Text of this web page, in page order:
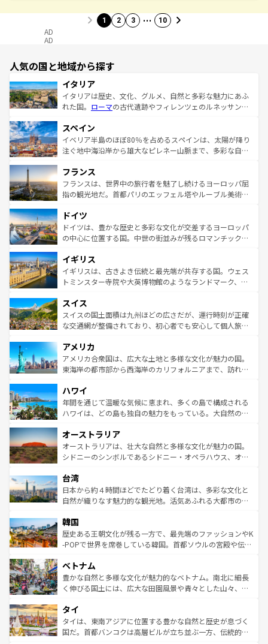
1 2 3 … 10
AD
AD
人気の国と地域から探す
イタリア
イタリアは歴史、文化、グルメ、自然と多彩な魅力にあふ
れた国。 ローマの古代遺跡やフィレンツェのルネッサンス
ろん、トスカーナの美しい田園風景やアマルフィ海岸の絶
景など、自然景観も見逃せない。観光の合間には、本場の
ピザやパスタなど、絶品のイタリア料理を堪能することも
ませてくれるイタリアで、忘れられない旅をしてみよう！
なお、新着のイタリア情報はコンテンツ一覧 を参照してほ
しい。
スペイン
イベリア半島のほぼ80％を占めるスペインは、太陽が降り
注ぐ地中海沿岸から雄大なピレネー山脈まで、多彩な自然
文化が根付くこの国では、情熱的なフラメンコ、熱気あふ
れる闘牛、そして美味しいタパスが生活の一部となってい
る。首都マドリードの洗練された雰囲気や、バルセロナの
の城塞都市、穏やかなビーチリゾートまで多彩な表情を見
せる。地方によって風土や気候が異なるスペインはその個
性で訪れる人を魅了する。 なお、新着のスペイン情報はコ
フランス
フランスは、世界中の旅行者を魅了し続けるヨーロッパ屈
指の観光地だ。首都パリのエッフェル塔やルーブル美術館
で、幅広い魅力が詰まっている。華麗な宮殿、歴史的な大
聖堂、美しいビーチ、そして豊かな自然が、訪れる者を心
から魅了する。また、フランスは美食の国としても知ら
いる。シャンパンの発祥地であるランス、プロヴァンスの
香り高いラベンダー畑など、多彩な楽しみ方が可能だ。さ
らに、パリ以外の地域にも魅力が溢れており、どの街角に
れる地方に足を運ぶとそれぞれで全く異なる文化を体験で
きるだろう。 なお、新着のフランス情報はコンテンツ一覧
を参照してほしい。
ドイツ
ドイツは、豊かな歴史と多彩な文化が交差するヨーロッパ
の中心に位置する国。中世の街並みが残るロマンチック街
顔を持つこの国は、どこを歩いても飽きることがない。ベ
ルリンの文化的活気、バイエルン州のアルプスの絶景、そ
してライン川沿いのワイン畑といった風景は必見。ビール
は、お酒好きな人にはぜひ体験してほしい。 なお、新着の
ドイツ情報はコンテンツ一覧を参照してほしい。
イギリス
イギリスは、古きよき伝統と最先端が共存する国。ウェス
トミンスター寺院や大英博物館のようなランドマーク、歴
リアごとに異なる魅力がある。また、優雅なアフタヌーン
ティー、ビール好きにはたまらない英国パブ、サッカー観
戦など、本場だからこそできる体験も豊富。イギリスを旅
ンツ一覧を参照してほしい。
スイス
スイスの国土面積は九州ほどの広さだが、運行時刻が正確
な交通網が整備されており、初心者でも安心して個人旅行
の建物がそのまま残る町や、スイスならではのユニークな
博物館もあり、アルプス観光だけでなく町歩きも満喫する
ことができる。国民の所得が高いため物価も高いが、旅行
ば市内交通費無料で観光を楽しむこともできる。 なお、新
着のスイス情報はコンテンツ一覧 を参照してほしい。
アメリカ
アメリカ合衆国は、広大な土地と多様な文化が魅力の国。
東海岸の都市部から西海岸のカリフォルニアまで、訪れる
のような巨大都市は、観光、ショッピング、エンターテイ
ンメントが詰まった刺激的なスポットだ。一方、アメリカ
西部には大自然が広がり、グランドキャニオンやイエロー
部のニューオーリンズでは、音楽と美食が融合した独特の
文化が魅力。旅行者はアメリカの各地域で異なる魅力を楽
しみながら、その多様性と豊かな歴史を感じることができ
ならではの贅沢な旅のスタイルだ。 なお、新着のアメリカ
情報はコンテンツ一覧を参照してほしい。
ハワイ
年間を通じて温暖な気候に恵まれ、多くの島で構成される
ハワイは、どの島も独自の魅力をもっている。大自然の神
ワイ島は見逃せない。また、定番の観光地といえばオアフ
島だが、静かな自然を求めるならマウイ島やカウアイ島が
おすすめ。エメラルドグリーンに輝く海をはじめ、豊かな
れるおもてなしの心で訪れる人々を迎えてくれるハワイの
人々、おいしいローカルフードやハワイアンミュージッ
ク、伝統的なフラダンスなど、すべてがハワイの魅力を彩
ワイを、存分に味わってほしい。 なお、新着のハワイ情報
はコンテンツ一覧を参照してほしい。
オーストラリア
オーストラリアは、壮大な自然と多様な文化が魅力の国。
シドニーのシンボルであるシドニー・オペラハウス、オー
リアリーフや大陸中央部にそびえるウルル（エアーズロッ
ク）、タスマニアの美しい原生林やケアンズの熱帯雨林な
ど、見どころがたくさん。また、カフェやワイン、オージ
いる。アクティビティも充実しており、サーフィンやダイ
ビング、ハイキングなど、アウトドア好きにはたまらな
い。オーストラリアの多彩な魅力を存分に味わいつくそ
参照してほしい。
台湾
日本から約４時間ほどでたどり着く台湾は、多彩な文化と
自然が織りなす魅力的な観光地。活気あふれる大都市の台
ン）、静ひつな山岳地帯である台湾東部など、都市の喧騒
と山間の静けさが共存しており、訪れる人に新しい発見と
驚きをもたらしてくれる。また、奥深い台湾の食文化も魅
容にもいいと評判のスイーツなど、バラエティ豊かな料理
が味わえる。 なお、新着の台湾情報は コンテンツ一覧を参
照してほしい。
韓国
歴史ある王朝文化が残る一方で、最先端のファッションやK
-POPで世界を席巻している韓国。首都ソウルの宮殿や伝統
き、地方に足を延ばせば四季折々の自然美を楽しむことが
できる。そして、キムチや焼肉、絶品のストリートフード
まで、さまざまな韓国料理が待っている。夜には、韓国な
リティに包まれながら、韓国の多彩な魅力を心ゆくまで味
わってみてほしい。 なお、新着の韓国情報はコンテンツ一
覧を参照してほしい。
ベトナム
豊かな自然と多様な文化が魅力的なベトナム。南北に細長
く伸びる国土には、広大な田園風景や青々とした山々、世
急速な発展と共に伝統が息づく。ハノイの古い町並みやホ
ーチミン市のフランス統治時代の建物も、独特の雰囲気を
醸し出している。また、バラエティの豊かさとおいしさで
タイ
タイは、東南アジアに位置する豊かな自然と歴史が息づく
国だ。首都バンコクは高層ビルが立ち並ぶ一方、伝統的な